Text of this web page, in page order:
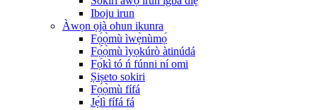
Iboju irun
Àwọn ọjà ohun ikunra
Fọ́ọ̀mù ìwẹ̀nùmọ́
Fọ́ọ̀mù ìyọkúrò àtinúdá
Fọ́kì tó ń fúnni ní omi
Ṣiṣeto sokiri
Fọ́ọ̀mù fífá
Jẹ́lì fífá fá